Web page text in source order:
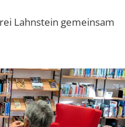
Lahnstein gemeinsam